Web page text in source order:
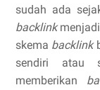
sudah ada
backlink
skema backlink
sendiri atau
memberikan